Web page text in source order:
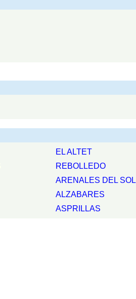
EL ALTET
REBOLLEDO
ARENALES DEL SOL
ALZABARES
ASPRILLAS